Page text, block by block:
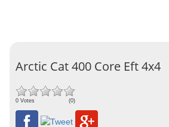
Arctic Cat 400 Core Eft 4x4
0 Votes (0)